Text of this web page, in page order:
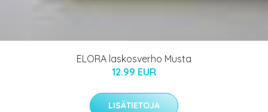
ELORA laskosverho Musta
12.99 EUR
LISÄTIETOJA